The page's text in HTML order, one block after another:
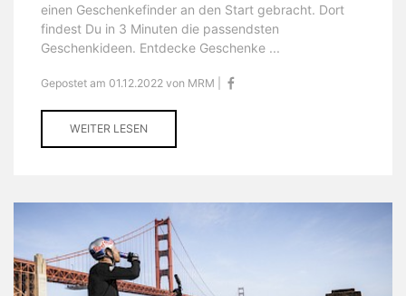
einen Geschenkefinder an den Start gebracht. Dort
findest Du in 3 Minuten die passendsten
Geschenkideen. Entdecke Geschenke ...
Gepostet am 01.12.2022 von MRM |
WEITER LESEN